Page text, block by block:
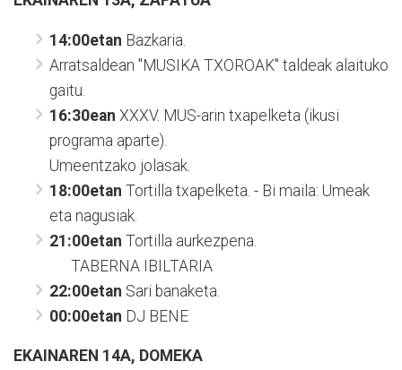
14:00etan Bazkaria.
Arratsaldean "MUSIKA TXOROAK" taldeak alaituko
gaitu.
16:30ean XXXV. MUS-arin txapelketa (ikusi
programa aparte).
Umeentzako jolasak.
18:00etan Tortilla txapelketa. - Bi maila: Umeak
eta nagusiak.
21:00etan Tortilla aurkezpena.
TABERNA IBILTARIA
22:00etan Sari banaketa.
00:00etan DJ BENE
EKAINAREN 14A, DOMEKА